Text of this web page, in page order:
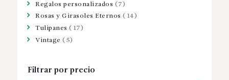
Regalos personalizados (7)
Rosas y Girasoles Eternos (14)
Tulipanes (17)
Vintage (5)
Filtrar por precio